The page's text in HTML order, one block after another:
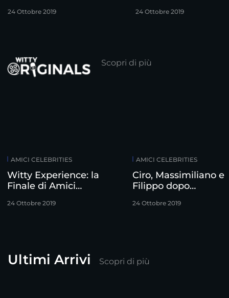
24 Ottobre 2019 24 Ottobre 2019
Scopri di più
AMICI CELEBRITIES
Witty Experience: la
Finale di Amici
24 Ottobre 2019
AMICI CELEBRITIES
Ciro, Massimiliano e
Filippo dopo
24 Ottobre 2019
Ultimi Arrivi Scopri di più